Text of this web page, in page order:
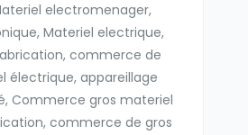
electromenager,
Materiel electrique,
commerce de
électrique, appareillage
Commerce gros materiel
commerce de gros